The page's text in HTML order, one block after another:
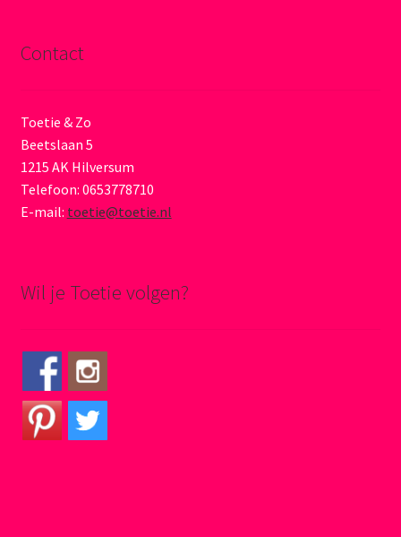
Contact
Toetie & Zo
Beetslaan 5
1215 AK Hilversum
Telefoon: 0653778710
E-mail: toetie@toetie.nl
Wil je Toetie volgen?